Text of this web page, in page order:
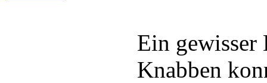
Ein gewisser
Knabben